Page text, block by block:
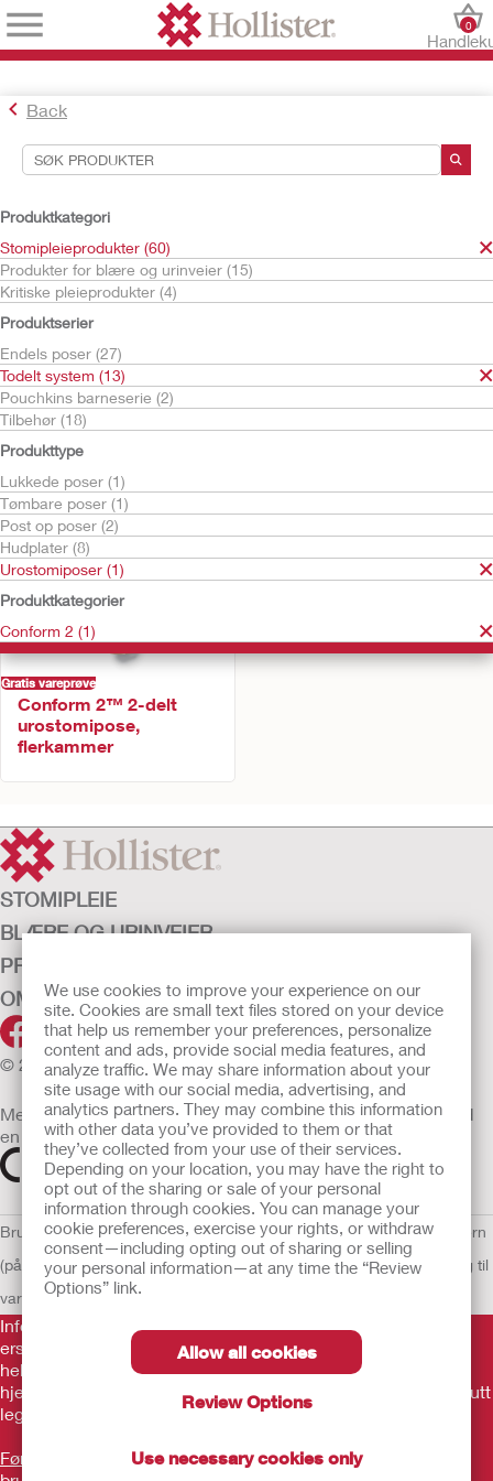
We use cookies to improve your experience on our
site. Cookies are small text files stored on your device
that help us remember your preferences, personalize
content and ads, provide social media features, and
analyze traffic. We may share information about your
site usage with our social media, advertising, and
analytics partners. They may combine this information
with other data you’ve provided to them or that
they’ve collected from your use of their services.
Depending on your location, you may have the right to
opt out of the sharing or sale of your personal
information through cookies. You can manage your
cookie preferences, exercise your rights, or withdraw
consent—including opting out of sharing or selling
your personal information—at any time the “Review
Options” link.
Allow all cookies
Review Options
Use necessary cookies only
0
Back
Produktkategori
Stomipleieprodukter (60)
Produkter for blære og urinveier (15)
Kritiske pleieprodukter (4)
Produktserier
Endels poser (27)
Todelt system (13)
Pouchkins barneserie (2)
Tilbehør (18)
Produkttype
Lukkede poser (1)
Tømbare poser (1)
Post op poser (2)
Hudplater (8)
Urostomiposer (1)
Produktkategorier
Conform 2 (1)
Søkeverktøy
Dine valg:
Stomipleieprodukter
Todelt system
Urostomiposer
Conform 2
Ditt valg matchet
Sorter etter:
Gratis vareprøve
Conform 2™ 2-delt
urostomipose,
flerkammer
STOMIPLEIE
BLÆRE OG URINVEIER
PRODUKTER
OM OSS
© 2026 Hollister Incorporated
Medisinsk utstyr som selges i EU er etter behov merket med
en av følgende symboler
BruksvilkårRetningslinjer for personvernRetningslinjer for personvern
(på engelsk)Informasjonskapsler Åpenhetslov Erklæring EU Varsling til
varslere
Informasjonen her er ikke legehjelp, og er ikke ment som
erstatning for råd fra lege eller annen leverandør av
helsetjenester. Denne informasjonen skal ikke brukes som
hjelp ved behov for akutt legehjelp. Hvis du har behov for akutt
legehjelp, må du straks oppsøke behandling personlig.
Før produktet tas i bruk, må du lese gjennom